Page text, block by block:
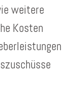
weitere
Kosten